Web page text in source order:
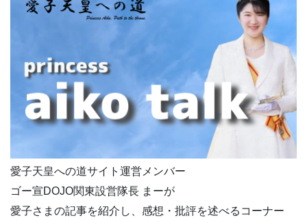
愛子天皇への道サイト運営メンバー
ゴー宣DOJO関東設営隊長 まーが
愛子さまの記事を紹介し、感想・批評を述べるコーナー